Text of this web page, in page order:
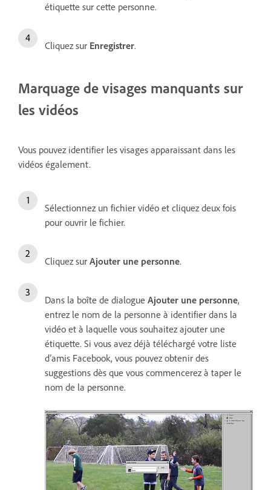
étiquette sur cette personne.
Cliquez sur Enregistrer.
Marquage de visages manquants sur
les vidéos
Vous pouvez identifier les visages apparaissant dans les
vidéos également.
Sélectionnez un fichier vidéo et cliquez deux fois
pour ouvrir le fichier.
Cliquez sur Ajouter une personne.
Dans la boîte de dialogue Ajouter une personne,
entrez le nom de la personne à identifier dans la
vidéo et à laquelle vous souhaitez ajouter une
étiquette. Si vous avez déjà téléchargé votre liste
d’amis Facebook, vous pouvez obtenir des
suggestions dès que vous commencerez à taper le
nom de la personne.